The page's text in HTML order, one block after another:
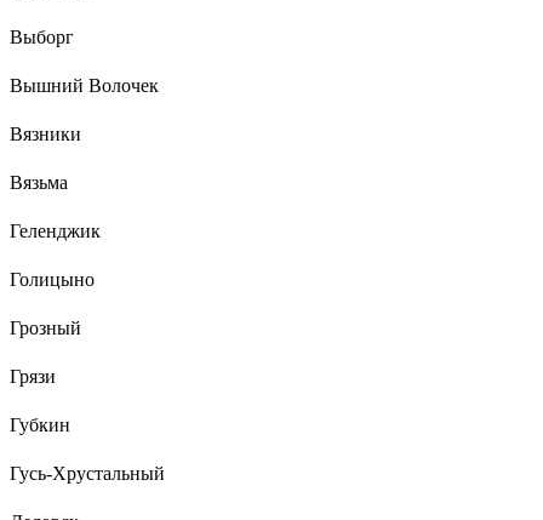
Выборг
Вышний Волочек
Вязники
Вязьма
Геленджик
Голицыно
Грозный
Грязи
Губкин
Гусь-Хрустальный